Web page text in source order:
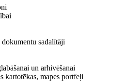
sadalītāji
un arhivēšanai
kartotēkas, mapes portfeļi